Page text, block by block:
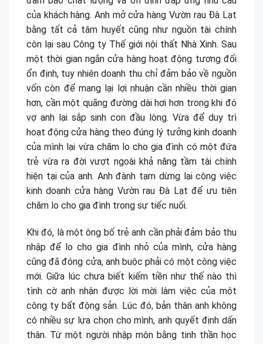
của khách hàng. Anh mở cửa hàng Vườn rau Đà Lạt
bằng tất cả tâm huyết cũng như nguồn tài chính
còn lại sau Công ty Thế giới nội thất Nhà Xinh. Sau
một thời gian ngắn cửa hàng hoạt động tương đối
ổn định, tuy nhiên doanh thu chỉ đảm bảo về nguồn
vốn còn để mang lại lợi nhuận cần nhiều thời gian
hơn, cần một quãng đường dài hơi hơn trong khi đó
vợ anh lại sắp sinh con đầu lòng. Vừa để duy trì
hoạt động cửa hàng theo đúng lý tưởng kinh doanh
của mình lại vừa chăm lo cho gia đình có một đứa
trẻ vừa ra đời vượt ngoài khả năng tầm tài chính
hiện tại của anh. Anh đành tạm dừng lại công việc
kinh doanh cửa hàng Vườn rau Đà Lạt để ưu tiên
chăm lo cho gia đình trong sự tiếc nuối.
Khi đó, là một ông bố trẻ anh cần phải đảm bảo thu
nhập để lo cho gia đình nhỏ của mình, cửa hàng
cũng đã đóng cửa, anh buộc phải có một công việc
mới. Giữa lúc chưa biết kiếm tiền như thế nào thì
tình cờ anh nhận được lời mời làm việc của một
công ty bất động sản. Lúc đó, bản thân anh không
có nhiều sự lựa chọn cho mình, anh quyết định dấn
thân. Từ một người nhập môn bằng tinh thần học